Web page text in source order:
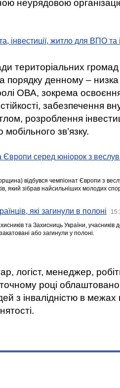
неурядовою
інвестиції, житло для ВПО
територіальних громад
порядку денному –
ОВА, зокрема освоєння
забезпечення
розроблення
зв’язку.
серед юніорок з
відбувся чемпіонат Європи з
який зібрав найсильніших молодих
які загинули в полоні
та Захисниць України,
або загинули у полоні.
логіст, менеджер,
році
з інвалідністю в межах